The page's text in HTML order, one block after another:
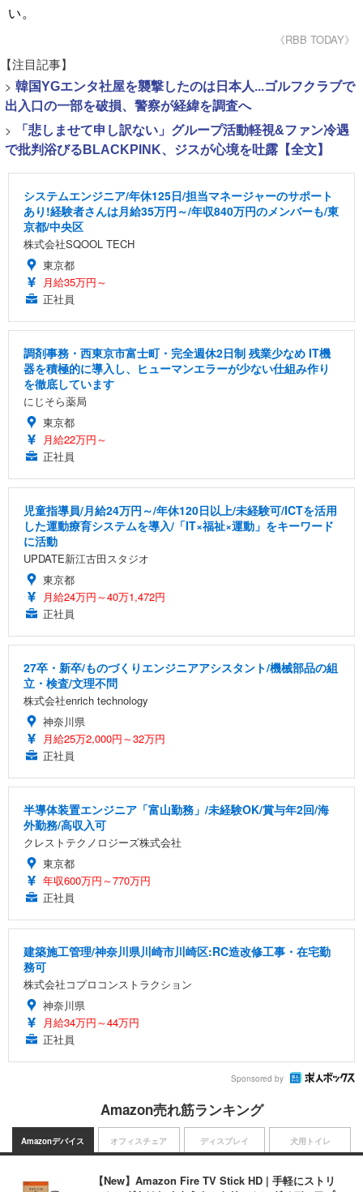
い。
《RBB TODAY》
【注目記事】
> 韓国YGエンタ社屋を襲撃したのは日本人...ゴルフクラブで
出入口の一部を破損、警察が経緯を調査へ
>
「悲しませて申し訳ない」グループ活動軽視&ファン冷遇
で批判浴びるBLACKPINK、ジスが心境を吐露【全文】
システムエンジニア/年休125日/担当マネージャーのサポート
あり!経験者さんは月給35万円～/年収840万円のメンバーも/東
京都/中央区
株式会社SQOOL TECH
東京都
月給35万円～
正社員
調剤事務・西東京市富士町・完全週休2日制 残業少なめ IT機
器を積極的に導入し、ヒューマンエラーが少ない仕組み作り
を徹底しています
にじそら薬局
東京都
月給22万円～
正社員
児童指導員/月給24万円～/年休120日以上/未経験可/ICTを活用
した運動療育システムを導入/「IT×福祉×運動」をキーワード
に活動
UPDATE新江古田スタジオ
東京都
月給24万円～40万1,472円
正社員
27卒・新卒/ものづくりエンジニアアシスタント/機械部品の組
立・検査/文理不問
株式会社enrich technology
神奈川県
月給25万2,000円～32万円
正社員
半導体装置エンジニア「富山勤務」/未経験OK/賞与年2回/海
外勤務/高収入可
クレストテクノロジーズ株式会社
東京都
年収600万円～770万円
正社員
建築施工管理/神奈川県川崎市川崎区:RC造改修工事・在宅勤
務可
株式会社コプロコンストラクション
神奈川県
月給34万円～44万円
正社員
Sponsored by
Amazon売れ筋ランキング
Amazonデバイス
【New】Amazon Fire TV Stick HD | 手軽にストリ
オフィスチェア ディスプレイ 犬用トイレ